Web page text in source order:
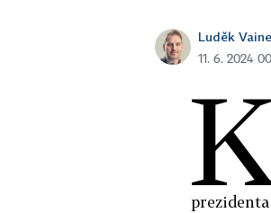
Luděk
11. 6. 2024